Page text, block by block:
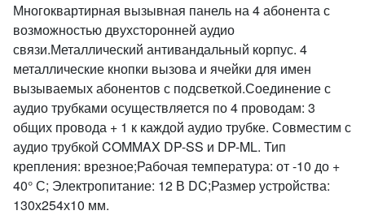
Многоквартирная вызывная панель на 4 абонента с
возможностью двухсторонней аудио
связи.Металлический антивандальный корпус. 4
металлические кнопки вызова и ячейки для имен
вызываемых абонентов с подсветкой.Соединение с
аудио трубками осуществляется по 4 проводам: 3
общих провода + 1 к каждой аудио трубке. Совместим с
аудио трубкой COMMAX DP-SS и DP-ML. Тип
крепления: врезное;Рабочая температура: от -10 до +
40° С; Электропитание: 12 В DC;Размер устройства:
130х254х10 мм.